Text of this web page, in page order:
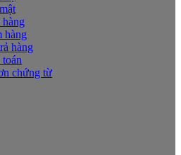
hàng
hàng
chứng từ